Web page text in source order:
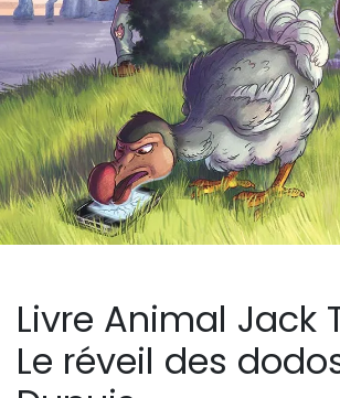
Livre Animal Jack
Le réveil des